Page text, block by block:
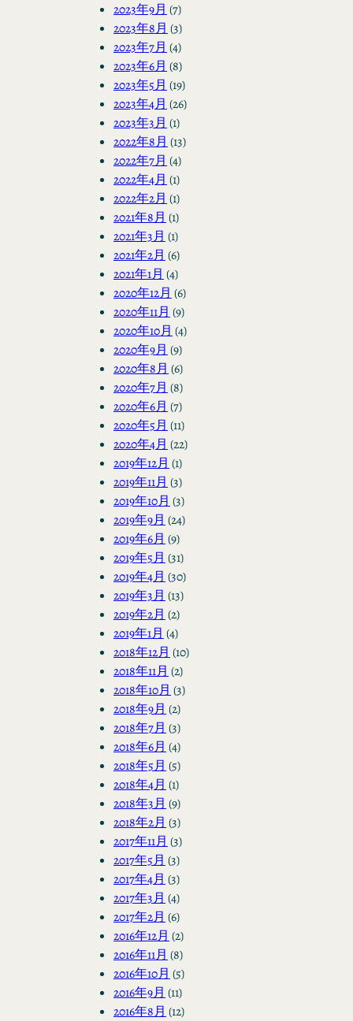
2023年9月 (7)
2023年8月 (3)
2023年7月 (4)
2023年6月 (8)
2023年5月 (19)
2023年4月 (26)
2023年3月 (1)
2022年8月 (13)
2022年7月 (4)
2022年4月 (1)
2022年2月 (1)
2021年8月 (1)
2021年3月 (1)
2021年2月 (6)
2021年1月 (4)
2020年12月 (6)
2020年11月 (9)
2020年10月 (4)
2020年9月 (9)
2020年8月 (6)
2020年7月 (8)
2020年6月 (7)
2020年5月 (11)
2020年4月 (22)
2019年12月 (1)
2019年11月 (3)
2019年10月 (3)
2019年9月 (24)
2019年6月 (9)
2019年5月 (31)
2019年4月 (30)
2019年3月 (13)
2019年2月 (2)
2019年1月 (4)
2018年12月 (10)
2018年11月 (2)
2018年10月 (3)
2018年9月 (2)
2018年7月 (3)
2018年6月 (4)
2018年5月 (5)
2018年4月 (1)
2018年3月 (9)
2018年2月 (3)
2017年11月 (3)
2017年5月 (3)
2017年4月 (3)
2017年3月 (4)
2017年2月 (6)
2016年12月 (2)
2016年11月 (8)
2016年10月 (5)
2016年9月 (11)
2016年8月 (12)